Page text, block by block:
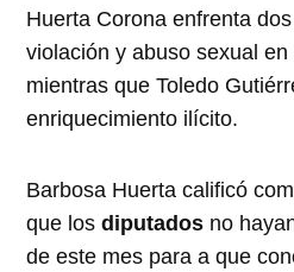
Huerta Corona enfrenta
violación y abuso sexual en
mientras que Toledo
enriquecimiento ilícito.
Barbosa Huerta calificó
que losdiputados no
de este mes para a que